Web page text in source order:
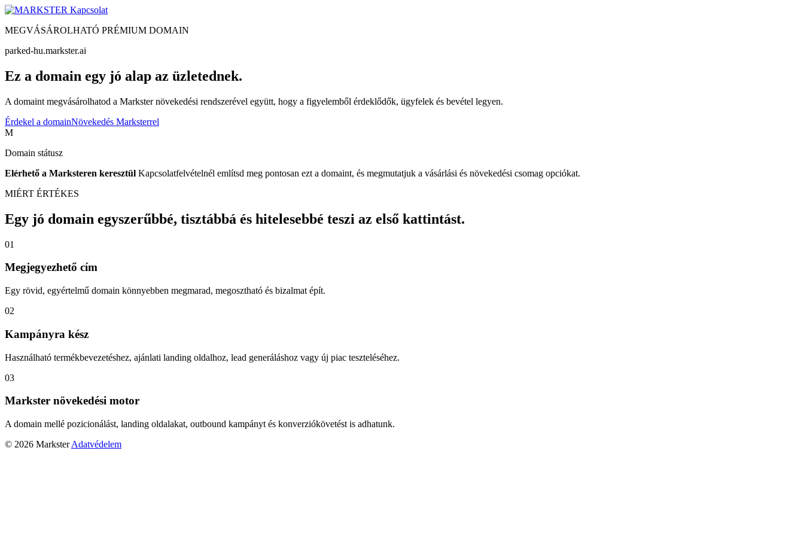
Kapcsolat
MEGVÁSÁROLHATÓ PRÉMIUM DOMAIN
parked-hu.markster.ai
Ez a domain egy jó alap az üzletednek.
A domaint megvásárolhatod a Markster növekedési rendszerével együtt, hogy a figyelemből érdeklődők, ügyfelek és bevétel legyen.
Érdekel a domainNövekedés Marksterrel
M
Domain státusz
Elérhető a Marksteren keresztül Kapcsolatfelvételnél említsd meg pontosan ezt a domaint, és megmutatjuk a vásárlási és növekedési csomag opciókat.
MIÉRT ÉRTÉKES
Egy jó domain egyszerűbbé, tisztábbá és hitelesebbé teszi az első kattintást.
01
Megjegyezhető cím
Egy rövid, egyértelmű domain könnyebben megmarad, megosztható és bizalmat épít.
02
Kampányra kész
Használható termékbevezetéshez, ajánlati landing oldalhoz, lead generáláshoz vagy új piac teszteléséhez.
03
Markster növekedési motor
A domain mellé pozicionálást, landing oldalakat, outbound kampányt és konverziókövetést is adhatunk.
© 2026 Markster Adatvédelem